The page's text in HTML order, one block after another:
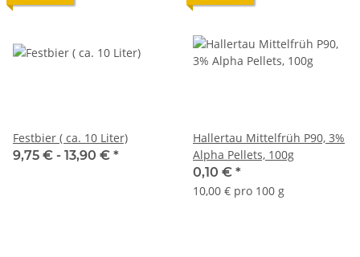
Festbier ( ca. 10 Liter)
9,75 € - 13,90 € *
Hallertau Mittelfrüh P90, 3%
Alpha Pellets, 100g
0,10 € *
10,00 € pro 100 g